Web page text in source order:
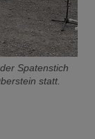
Spatenstich
statt.